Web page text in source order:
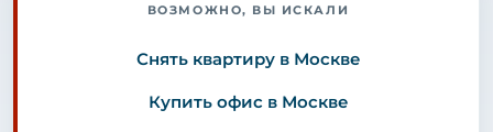
ВОЗМОЖНО, ВЫ ИСКАЛИ
Снять квартиру в Москве
Купить офис в Москве